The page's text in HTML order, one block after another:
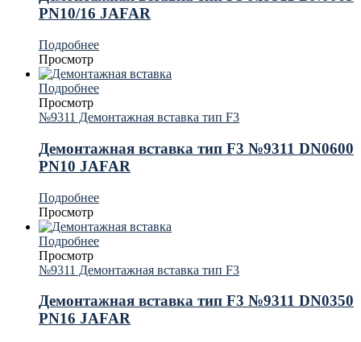
PN10/16 JAFAR
Подробнее
Просмотр
Подробнее
Просмотр
№9311 Демонтажная вставка тип F3
Демонтажная вставка тип F3 №9311 DN0600
PN10 JAFAR
Подробнее
Просмотр
Подробнее
Просмотр
№9311 Демонтажная вставка тип F3
Демонтажная вставка тип F3 №9311 DN0350
PN16 JAFAR